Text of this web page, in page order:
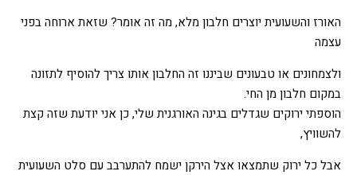
האורז והשעועית יוצרים חלבון מלא, מה זה אומר? שזאת ארוחה בפני
עצמה
ולצמחונים או טבעונים שביננו זה החלבון אותו צריך להוסיף לתזונה
במקום חלבון מן החי.
הוספתי ירוקים שגדלים בגינה האורגנית שלי, כן אני יודעת שזה קצת
להשוויץ,
אבל כל ירוק שתמצאו אצל הירקן ישמח להתערבב עם סלט השעועית